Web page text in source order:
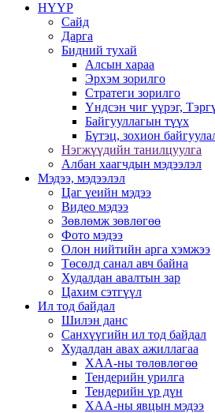
НҮҮР
Сайд
Дарга
Бидний тухай
Алсын хараа
Эрхэм зорилго
Стратеги зорилго
Үндсэн чиг үүрэг,
Байгууллагын түүх
Бүтэц, зохион
Нэгжүүдийн танилцуулга
Албан хаагчдын мэдээлэл
Мэдээ, мэдээлэл
Цаг үеийн мэдээ
Видео мэдээ
Зөвлөмж зөвлөгөө
Фото мэдээ
Олон нийтийн арга хэмжээ
Төсөлд санал авч байна
Худалдан авалтын зар
Цахим сэтгүүл
Ил тод байдал
Шилэн данс
Санхүүгийн ил тод байдал
Худалдан авах ажиллагаа
ХАА-ны төлөвлөгөө
Тендерийн урилга
Тендерийн үр дүн
ХАА-ны явцын мэдээ